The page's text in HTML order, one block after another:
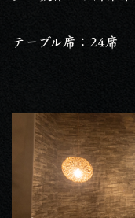
テーブル席：24席